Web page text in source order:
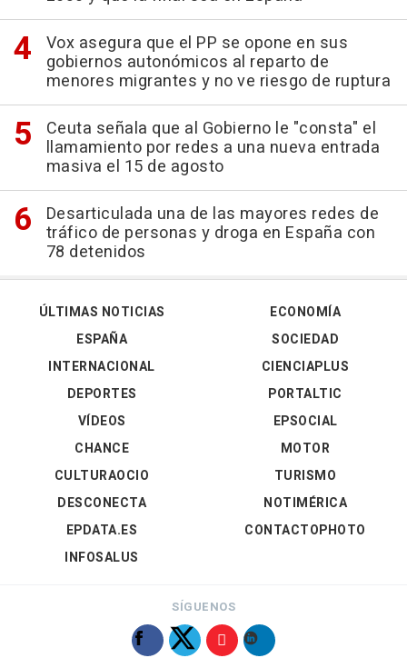
Vox asegura que el PP se opone en sus
gobiernos autonómicos al reparto de
menores migrantes y no ve riesgo de ruptura
Ceuta señala que al Gobierno le "consta" el
llamamiento por redes a una nueva entrada
masiva el 15 de agosto
Desarticulada una de las mayores redes de
tráfico de personas y droga en España con
78 detenidos
ÚLTIMAS NOTICIAS
ESPAÑA
INTERNACIONAL
DEPORTES
VÍDEOS
ECONOMÍA
SOCIEDAD
CIENCIAPLUS
PORTALTIC
EPSOCIAL
CHANCE
CULTURAOCIO
DESCONECTA
EPDATA.ES
INFOSALUS
MOTOR
TURISMO
NOTIMÉRICA
CONTACTOPHOTO
SÍGUENOS